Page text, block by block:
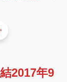
2017年9